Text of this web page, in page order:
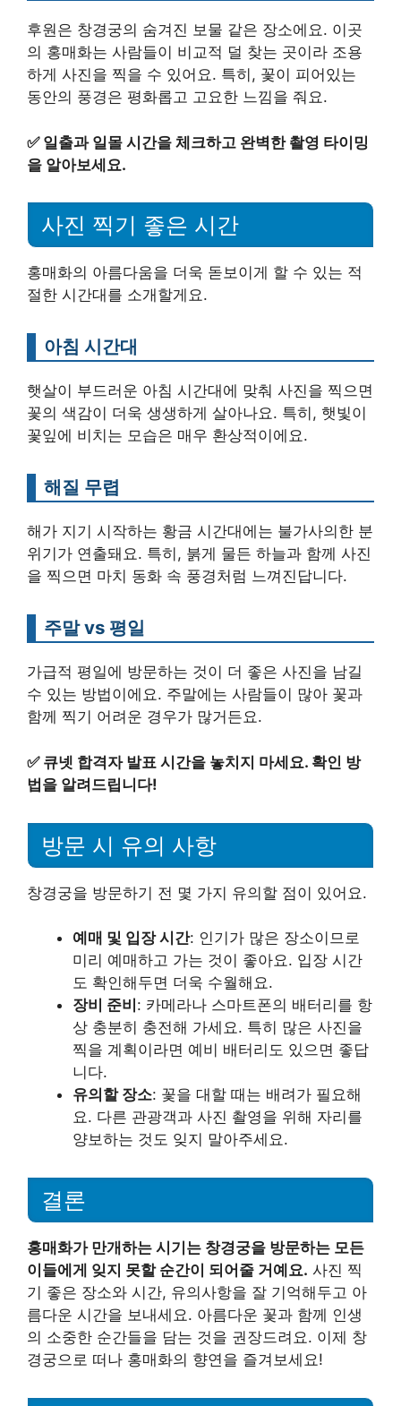
후원은 창경궁의 숨겨진 보물 같은 장소에요. 이곳
의 홍매화는 사람들이 비교적 덜 찾는 곳이라 조용
하게 사진을 찍을 수 있어요. 특히, 꽃이 피어있는
동안의 풍경은 평화롭고 고요한 느낌을 줘요.
✅ 일출과 일몰 시간을 체크하고 완벽한 촬영 타이밍
을 알아보세요.
사진 찍기 좋은 시간
홍매화의 아름다움을 더욱 돋보이게 할 수 있는 적
절한 시간대를 소개할게요.
아침 시간대
햇살이 부드러운 아침 시간대에 맞춰 사진을 찍으면
꽃의 색감이 더욱 생생하게 살아나요. 특히, 햇빛이
꽃잎에 비치는 모습은 매우 환상적이에요.
해질 무렵
해가 지기 시작하는 황금 시간대에는 불가사의한 분
위기가 연출돼요. 특히, 붉게 물든 하늘과 함께 사진
을 찍으면 마치 동화 속 풍경처럼 느껴진답니다.
주말 vs 평일
가급적 평일에 방문하는 것이 더 좋은 사진을 남길
수 있는 방법이에요. 주말에는 사람들이 많아 꽃과
함께 찍기 어려운 경우가 많거든요.
✅ 큐넷 합격자 발표 시간을 놓치지 마세요. 확인 방
법을 알려드립니다!
방문 시 유의 사항
창경궁을 방문하기 전 몇 가지 유의할 점이 있어요.
예매 및 입장 시간: 인기가 많은 장소이므로
미리 예매하고 가는 것이 좋아요. 입장 시간
도 확인해두면 더욱 수월해요.
장비 준비 : 카메라나 스마트폰의 배터리를 항
상 충분히 충전해 가세요. 특히 많은 사진을
찍을 계획이라면 예비 배터리도 있으면 좋답
니다.
유의할 장소: 꽃을 대할 때는 배려가 필요해
요. 다른 관광객과 사진 촬영을 위해 자리를
양보하는 것도 잊지 말아주세요.
결론
홍매화가 만개하는 시기는 창경궁을 방문하는 모든
이들에게 잊지 못할 순간이 되어줄 거예요. 사진 찍
기 좋은 장소와 시간, 유의사항을 잘 기억해두고 아
름다운 시간을 보내세요. 아름다운 꽃과 함께 인생
의 소중한 순간들을 담는 것을 권장드려요. 이제 창
경궁으로 떠나 홍매화의 향연을 즐겨보세요!